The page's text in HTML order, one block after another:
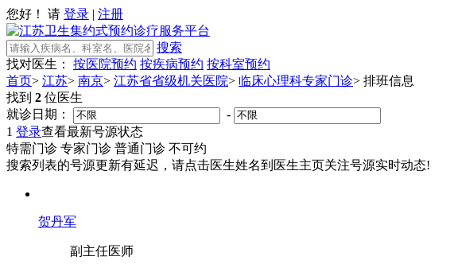
您好！ 请 登录 | 注册
搜索
找对医生：
按医院预约 按疾病预约 按科室预约
首页> 江苏> 南京> 江苏省省级机关医院> 临床心理科专家门诊> 排班信息
找到 2 位医生
就诊日期：
-
1 登录查看最新号源状态
特需门诊 专家门诊 普通门诊 不可约
搜索列表的号源更新有延迟，请点击医生姓名到医生主页关注号源实时动态!
贺丹军
副主任医师